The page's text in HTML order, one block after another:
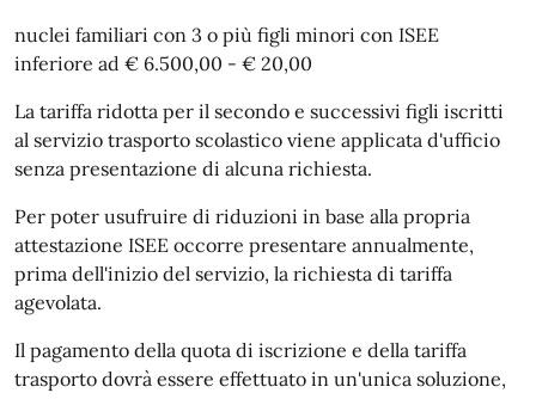
nuclei familiari con 3 o più figli minori con ISEE
inferiore ad € 6.500,00 - € 20,00
La tariffa ridotta per il secondo e successivi figli iscritti
al servizio trasporto scolastico viene applicata d'ufficio
senza presentazione di alcuna richiesta.
Per poter usufruire di riduzioni in base alla propria
attestazione ISEE occorre presentare annualmente,
prima dell'inizio del servizio, la richiesta di tariffa
agevolata.
Il pagamento della quota di iscrizione e della tariffa
trasporto dovrà essere effettuato in un'unica soluzione,